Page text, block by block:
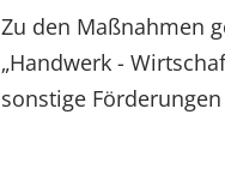
Zu den Maßnahmen
„Handwerk -
sonstige